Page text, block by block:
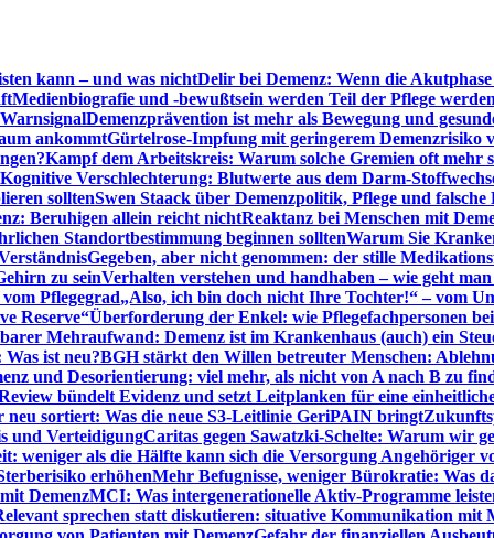
kann – und was nichtDelir bei Demenz: Wenn die
Medienbiografie und -bewußtsein werden Teil der Pflege werden
Demenzprävention ist mehr als Bewegung und
ankommtGürtelrose-Impfung mit geringerem Demenzrisiko
Kampf dem Arbeitskreis: Warum solche Gremien oft mehr
Kognitive Verschlechterung: Blutwerte aus dem Darm-
solltenSwen Staack über Demenzpolitik, Pflege und falsche
Beruhigen allein reicht nichtReaktanz bei Menschen mit
Standortbestimmung beginnen solltenWarum Sie
Gegeben, aber nicht genommen: der stille
zu seinVerhalten verstehen und handhaben – wie geht
Pflegegrad„Also, ich bin doch nicht Ihre Tochter!“ – vom
Reserve“Überforderung der Enkel: wie Pflegefachpersonen
Mehraufwand: Demenz ist im Krankenhaus (auch) ein
ist neu?BGH stärkt den Willen betreuter Menschen:
und Desorientierung: viel mehr, als nicht von A nach B zu
bündelt Evidenz und setzt Leitplanken für eine
neu sortiert: Was die neue S3-Leitlinie GeriPAIN bringt
und VerteidigungCaritas gegen Sawatzki-Schelte: Warum wir
weniger als die Hälfte kann sich die Versorgung Angehöriger
erhöhenMehr Befugnisse, weniger Bürokratie: Was
DemenzMCI: Was intergenerationelle Aktiv-Programme
sprechen statt diskutieren: situative Kommunikation mit